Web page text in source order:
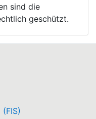
sind die
geschützt.